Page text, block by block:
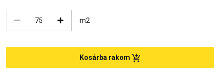
m2
Kosárba rakom